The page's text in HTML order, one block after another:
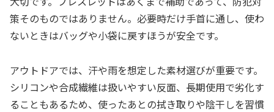
策そのものではありません。必要時だけ手首に通し、使わ
ないときはバッグや小袋に戻すほうが安全です。
アウトドアでは、汗や雨を想定した素材選びが重要です。
シリコンや合成繊維は扱いやすい反面、長期使用で劣化す
ることもあるため、使ったあとの拭き取りや陰干しを習慣